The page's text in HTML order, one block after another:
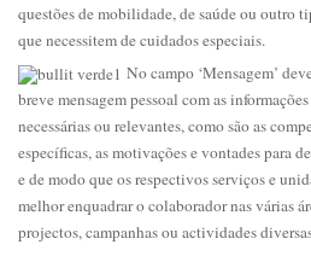
questões de mobilidade, de saúde ou outro
que necessitem de cuidados especiais.
No campo ‘Mensagem’
breve mensagem pessoal com as
necessárias ou relevantes, como são as
específicas, as motivações e vontades para
e de modo que os respectivos serviços e
melhor enquadrar o colaborador nas várias
projectos, campanhas ou actividades